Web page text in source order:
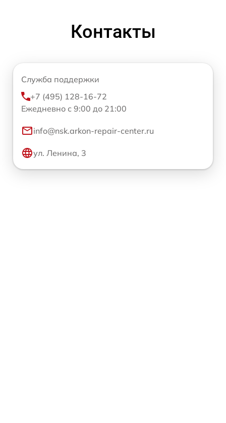
Контакты
Служба поддержки
+7 (495) 128-16-72
Ежедневно с 9:00 до 21:00
info@nsk.arkon-repair-center.ru
ул. Ленина, 3